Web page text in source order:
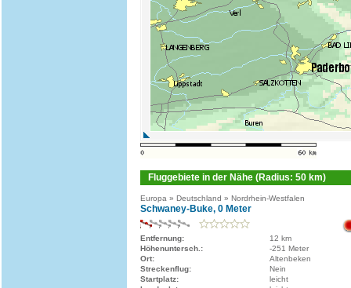
Fluggebiete in der Nähe (Radius: 50 km)
Europa » Deutschland » Nordrhein-Westfalen
Schwaney-Buke, 0 Meter
Entfernung:
12 km
Höhenuntersch.:
-251 Meter
Ort:
Altenbeken
Streckenflug:
Nein
Startplatz:
leicht